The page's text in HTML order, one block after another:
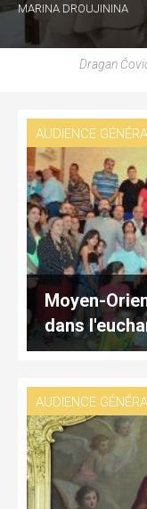
MARINA DROUJININA
Dragan
AUDIENCE
Moyen-
dans
AUDIENCE